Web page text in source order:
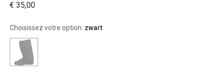
€ 35,00
Choisissez votre option: zwart